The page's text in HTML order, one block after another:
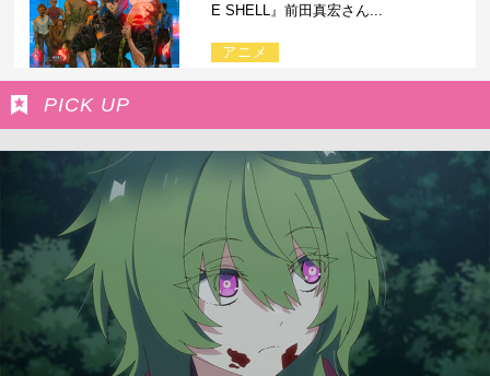
E SHELL』前田真宏さん...
アニメ
PICK UP